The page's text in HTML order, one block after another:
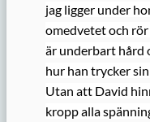
jag ligger under
omedvetet och
är underbart hård
hur han trycker
Utan att David
kropp alla